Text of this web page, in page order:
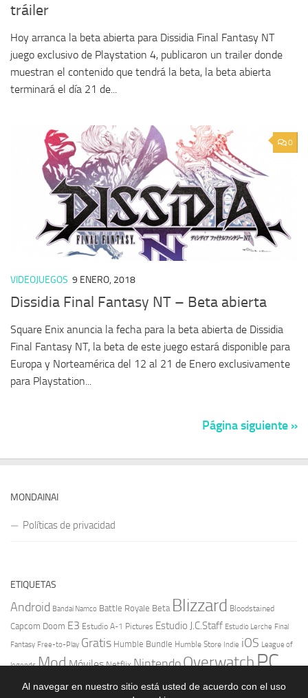
Al navegar en nuestro sitio está usted de acuerdo con el uso
tráiler
Hoy arranca la beta abierta para Dissidia Final Fantasy NT
juego exclusivo de Playstation 4, publicaron un trailer donde
muestran el contenido que tendrá la beta, la beta abierta
terminará el día 21 de...
0
VIDEOJUEGOS 9 ENERO, 2018
Dissidia Final Fantasy NT – Beta abierta
Square Enix anuncia la fecha para la beta abierta de Dissidia
Final Fantasy NT, la beta de este juego estará disponible para
Europa y Norteamérica del 12 al 21 de Enero exclusivamente
para Playstation...
Página siguiente »
MONDAINAI
Políticas de privacidad
ETIQUETAS
Android Bandai Namco Battle Royale Beta Blizzard Bloodstained
Capcom Doom E3 Estudio A-1 Pictures Estudio J.C.Staff Estudio Lerche Final
Fantasy Free-to-Play Gratis Humble Bundle Humble Store Indie iOS League of
legends ModMóviles Netflix NintendoOverwatchPC
Playstation Reseña Anime Resident Evil RPG Square Enix